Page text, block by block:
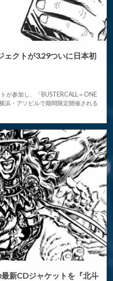
ェクトが3.29ついに日本初
が参加し、「BUSTERCALL＝ONE
浜・アソビルで期間限定開催される
新CDジャケットを『北斗